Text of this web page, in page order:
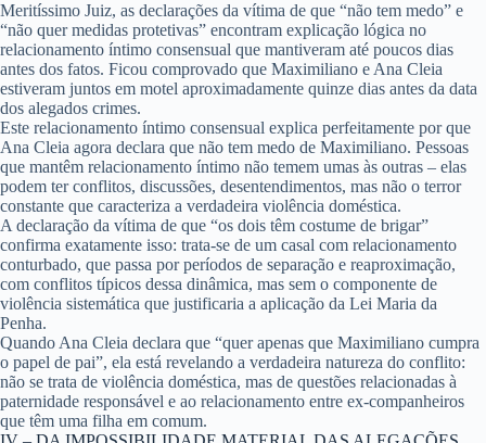
Meritíssimo Juiz, as declarações da vítima de que “não tem medo” e
“não quer medidas protetivas” encontram explicação lógica no
relacionamento íntimo consensual que mantiveram até poucos dias
antes dos fatos. Ficou comprovado que Maximiliano e Ana Cleia
estiveram juntos em motel aproximadamente quinze dias antes da data
dos alegados crimes.
Este relacionamento íntimo consensual explica perfeitamente por que
Ana Cleia agora declara que não tem medo de Maximiliano. Pessoas
que mantêm relacionamento íntimo não temem umas às outras – elas
podem ter conflitos, discussões, desentendimentos, mas não o terror
constante que caracteriza a verdadeira violência doméstica.
A declaração da vítima de que “os dois têm costume de brigar”
confirma exatamente isso: trata-se de um casal com relacionamento
conturbado, que passa por períodos de separação e reaproximação,
com conflitos típicos dessa dinâmica, mas sem o componente de
violência sistemática que justificaria a aplicação da Lei Maria da
Penha.
Quando Ana Cleia declara que “quer apenas que Maximiliano cumpra
o papel de pai”, ela está revelando a verdadeira natureza do conflito:
não se trata de violência doméstica, mas de questões relacionadas à
paternidade responsável e ao relacionamento entre ex-companheiros
que têm uma filha em comum.